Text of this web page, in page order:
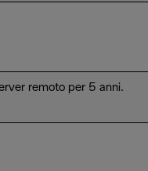
remoto per 5 anni.